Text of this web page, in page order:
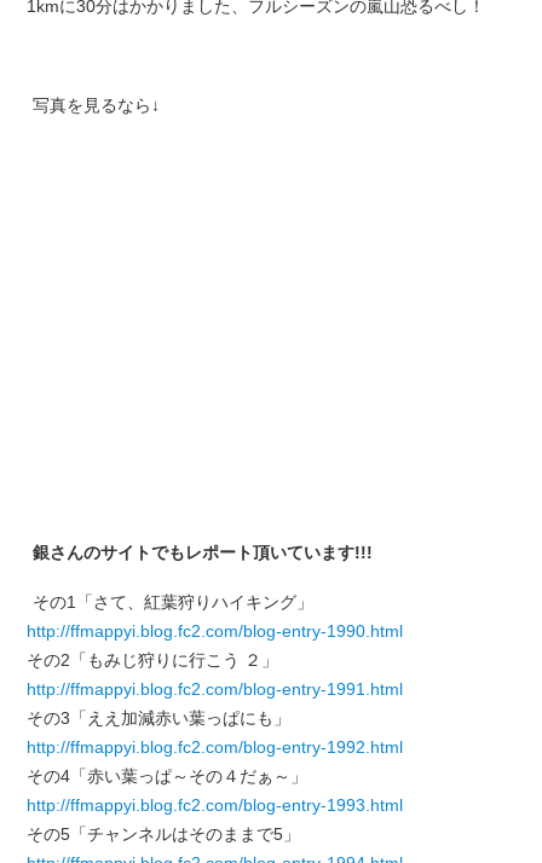
1kmに30分はかかりました、フルシーズンの嵐山恐るべし！
写真を見るなら↓
銀さんのサイトでもレポート頂いています!!!
その1「さて、紅葉狩りハイキング」
http://ffmappyi.blog.fc2.com/blog-entry-1990.html
その2「もみじ狩りに行こう ２」
http://ffmappyi.blog.fc2.com/blog-entry-1991.html
その3「ええ加減赤い葉っぱにも」
http://ffmappyi.blog.fc2.com/blog-entry-1992.html
その4「赤い葉っぱ～その４だぁ～」
http://ffmappyi.blog.fc2.com/blog-entry-1993.html
その5「チャンネルはそのままで5」